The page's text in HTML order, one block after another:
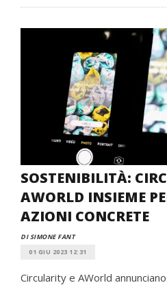
SOSTENIBILITÀ:
AWORLD INSIEME
AZIONI CONCRETE
DI SIMONE FANT
01 GIU 2023 12:31
Circularity e AWorld